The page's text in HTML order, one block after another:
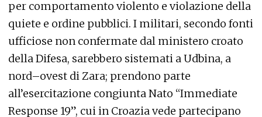
per comportamento violento e violazione della
quiete e ordine pubblici. I militari, secondo fonti
ufficiose non confermate dal ministero croato
della Difesa, sarebbero sistemati a Udbina, a
nord–ovest di Zara; prendono parte
all’esercitazione congiunta Nato “Immediate
Response 19”, cui in Croazia vede partecipano